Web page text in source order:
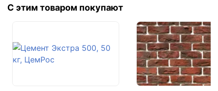
На поддоне
Дымоход керамический 170
С этим товаром покупают